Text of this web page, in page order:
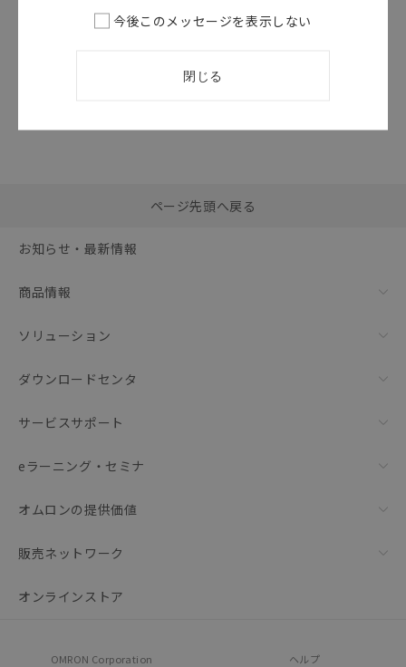
括ダウンロード
ページ先頭へ戻る
お知らせ・最新情報
商品情報
ソリューション
ダウンロードセンタ
サービスサポート
eラーニング・セミナ
オムロンの提供価値
販売ネットワーク
オンラインストア
OMRON Corporation ヘルプ
今後このメッセージを表示しない
閉じる